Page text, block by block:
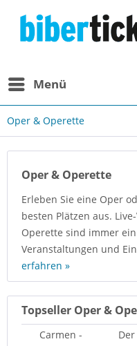
Menü
Oper & Operette
Oper & Operette
Erleben Sie eine Oper
besten Plätzen aus.
Operette sind immer
Veranstaltungen und
erfahren »
Topseller Oper &
Carmen -